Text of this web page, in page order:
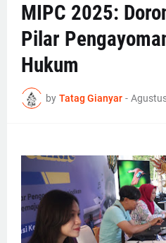
MIPC 2025:
Pilar
Hukum
by Tatag Gianyar -